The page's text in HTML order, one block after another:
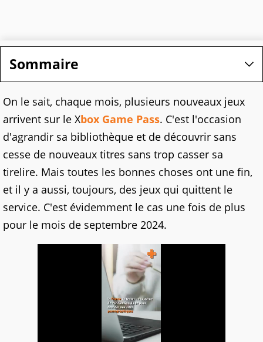
Sommaire
On le sait, chaque mois, plusieurs nouveaux jeux
arrivent sur le Xbox Game Pass. C'est l'occasion
d'agrandir sa bibliothèque et de découvrir sans
cesse de nouveaux titres sans trop casser sa
tirelire. Mais toutes les bonnes choses ont une fin,
et il y a aussi, toujours, des jeux qui quittent le
service. C'est évidemment le cas une fois de plus
pour le mois de septembre 2024.